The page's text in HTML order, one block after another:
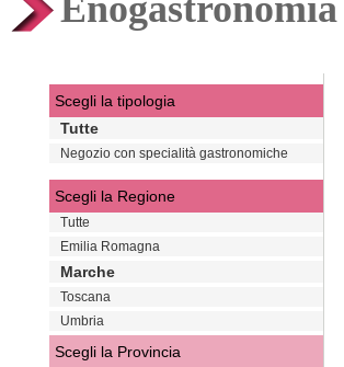
Enogastronomia
Scegli la tipologia
Tutte
Negozio con specialità gastronomiche
Scegli la Regione
Tutte
Emilia Romagna
Marche
Toscana
Umbria
Scegli la Provincia